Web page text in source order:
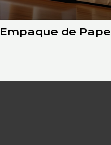
Empaque de Papel